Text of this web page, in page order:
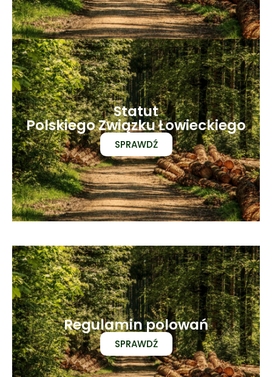
Statut
Polskiego Związku Łowieckiego
SPRAWDŹ
Regulamin polowań
SPRAWDŹ